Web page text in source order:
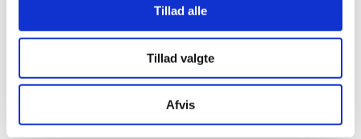
Tillad alle
Tillad valgte
Afvis
hendes healende evner. Jeg vil med som
tiden går nok finde nogle af evnerne i
mig selv – men Dorrit vil jeg aldrig slippe
igen.
Nu selvom jeg er kommet lykkelig ud på